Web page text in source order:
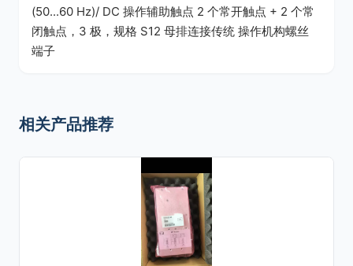
(50...60 Hz)/ DC 操作辅助触点 2 个常开触点 + 2 个常
闭触点，3 极，规格 S12 母排连接传统 操作机构螺丝
端子
相关产品推荐